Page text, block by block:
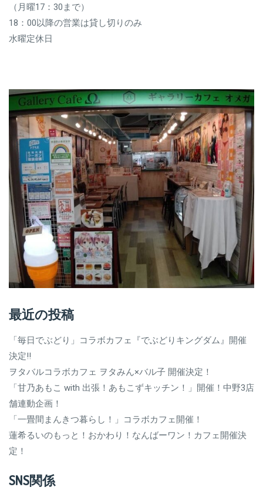
（月曜17：30まで）
18：00以降の営業は貸し切りのみ
水曜定休日
最近の投稿
「毎日でぶどり」コラボカフェ『でぶどりキングダム』開催
決定‼
ヲタバルコラボカフェ ヲタみん×バル子 開催決定！
「甘乃あもこ with 出張！あもこずキッチン！」開催！中野3店
舗連動企画！
「一畳間まんきつ暮らし！」コラボカフェ開催！
蓮希るいのもっと！おかわり！なんばーワン！カフェ開催決
定！
SNS関係